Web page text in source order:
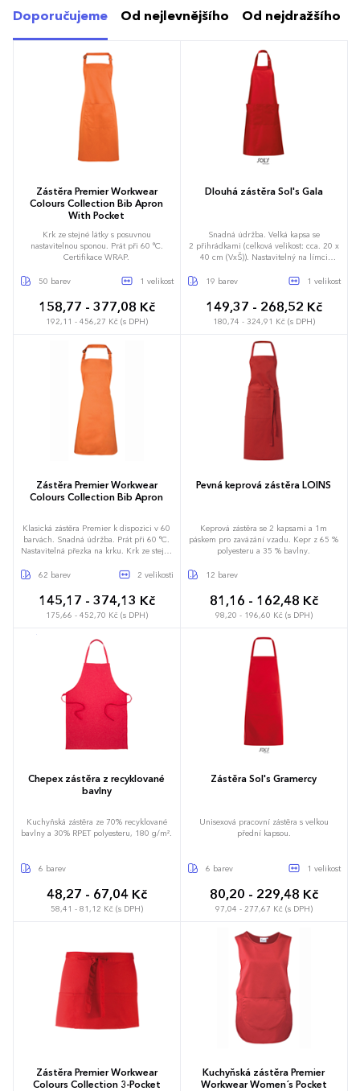
Doporučujeme Od nejlevnějšího Od nejdražšího
Zástěra Premier Workwear
Colours Collection Bib Apron
With Pocket
Krk ze stejné látky s posuvnou
nastavitelnou sponou. Prát při 60 °C.
Certifikace WRAP.
50 barev 1 velikost
158,77 - 377,08 Kč
192,11 - 456,27 Kč (s DPH)
72 x 86 cm
Dlouhá zástěra Sol's Gala
Snadná údržba. Velká kapsa se
2 přihrádkami (celková velikost: cca. 20 x
40 cm (VxŠ)). Nastavitelný na límci
19 barev
1 velikost
149,37 - 268,52 Kč
180,74 - 324,91 Kč (s DPH)
75 x 90 cm
Zástěra Premier Workwear
Colours Collection Bib Apron
Klasická zástěra Premier k dispozici v 60
barvách. Snadná údržba. Prát při 60 °C.
Nastavitelná přezka na krku. Krk ze stejné
XL nyní k dispozici v černé a bílé.
62 barev 2 velikosti
145,17 - 374,13 Kč
175,66 - 452,70 Kč (s DPH)
Pevná keprová zástěra LOINS
Keprová zástěra se 2 kapsami a 1m
páskem pro zavázání vzadu. Kepr z 65 %
polyesteru a 35 % bavlny.
12 barev
81,16 - 162,48 Kč
98,20 - 196,60 Kč (s DPH)
Chepex zástěra z recyklované
bavlny
Kuchyňská zástěra ze 70% recyklované
bavlny a 30% RPET polyesteru, 180 g/m².
6 barev
48,27 - 67,04 Kč
58,41 - 81,12 Kč (s DPH)
Zástěra Sol's Gramercy
Unisexová pracovní zástěra s velkou
přední kapsou.
6 barev 1 velikost
80,20 - 229,48 Kč
97,04 - 277,67 Kč (s DPH)
80 x 63 cm
Zástěra Premier Workwear
Colours Collection 3-Pocket
Kuchyňská zástěra Premier
Workwear Women´s Pocket